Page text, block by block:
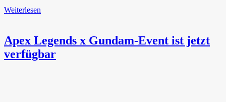
Weiterlesen
Apex Legends x Gundam-Event ist jetzt
verfügbar